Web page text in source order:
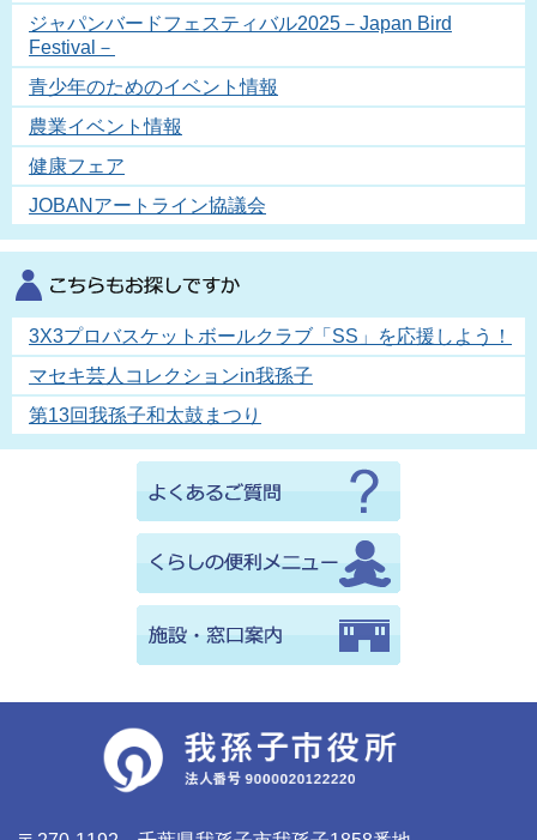
ジャパンバードフェスティバル2025－Japan Bird
Festival－
青少年のためのイベント情報
農業イベント情報
健康フェア
JOBANアートライン協議会
3X3プロバスケットボールクラブ「SS」を応援しよう！
マセキ芸人コレクションin我孫子
第13回我孫子和太鼓まつり